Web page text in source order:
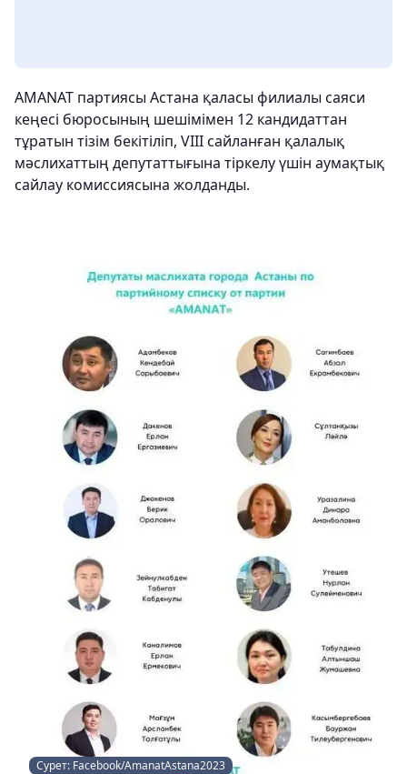
AMANAT партиясы Астана қаласы филиалы саяси
кеңесі бюросының шешімімен 12 кандидаттан
тұратын тізім бекітіліп, VIII сайланған қалалық
мәслихаттың депутаттығына тіркелу үшін аумақтық
сайлау комиссиясына жолданды.
Сурет: Facebook/AmanatAstana2023